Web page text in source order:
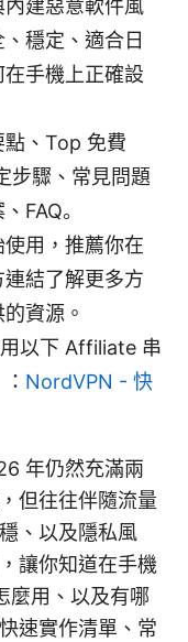
建惡意軟件風
穩定、適合日
手機上正確設
、Top 免費
步驟、常見問題
FAQ。
用，推薦你在
結了解更多方
資源。
以下 Affiliate 串
NordVPN - 快
年仍然充滿兩
但往往伴隨流量
、以及隱私風
讓你知道在手機
麼用、以及有哪
速實作清單、常